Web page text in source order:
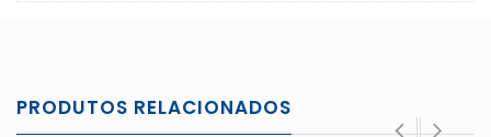
PRODUTOS RELACIONADOS